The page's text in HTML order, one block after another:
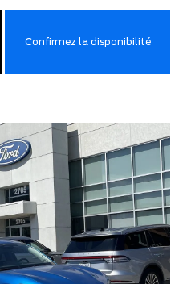
Confirmez la disponibilité